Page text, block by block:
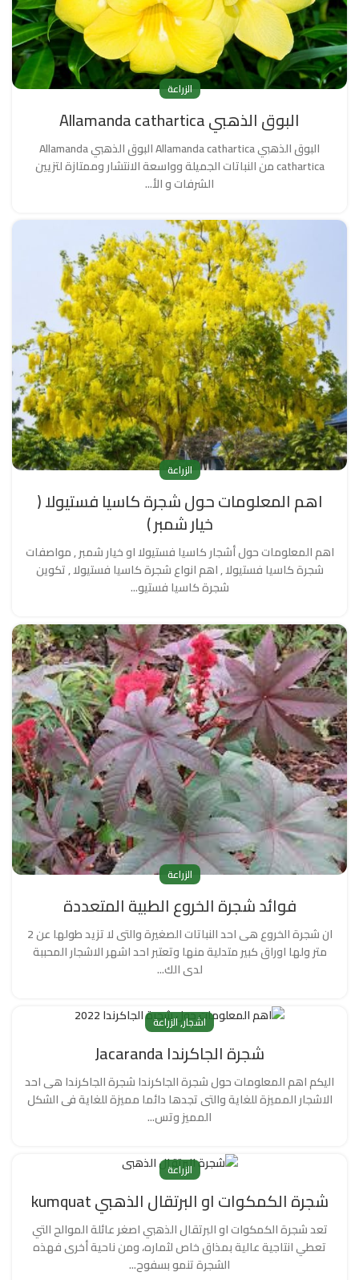
الزراعة
البوق الذهبي Allamanda cathartica
البوق الذهبي Allamanda cathartica البوق الذهبي Allamanda
cathartica من النباتات الجميلة وواسعة الانتشار وممتازة لتزيين
الشرفات و الأ...
الزراعة
اهم المعلومات حول شجرة كاسيا فستيولا (
خيار شمبر )
اهم المعلومات حول أشجار كاسيا فستيولا او خيار شمبر , مواصفات
شجرة كاسيا فستيولا , اهم انواع شجرة كاسيا فستيولا , تكوين
شجرة كاسيا فستيو...
الزراعة
فوائد شجرة الخروع الطبية المتعددة
ان شجرة الخروع هى احد النباتات الصغيرة والتى لا تزيد طولها عن 2
متر ولها اوراق كبير متدلية منها وتعتبر احد اشهر الاشجار المحببة
لدى الك...
اشجار,الزراعة
شجرة الجاكرندا Jacaranda
اليكم اهم المعلومات حول شجرة الجاكرندا شجرة الجاكرندا هى احد
الاشجار المميزة للغاية والتى تجدها دائما مميزة للغاية فى الشكل
المميز وتس...
الزراعة
شجرة الكمكوات او البرتقال الذهبي kumquat
تعد شجرة الكمكوات او البرتقال الذهبي اصغر عائلة الموالح التي
تعطي انتاجية عالية بمذاق خاص لثماره، ومن ناحية أخرى فهذه
الشجرة تنمو بسفوح...